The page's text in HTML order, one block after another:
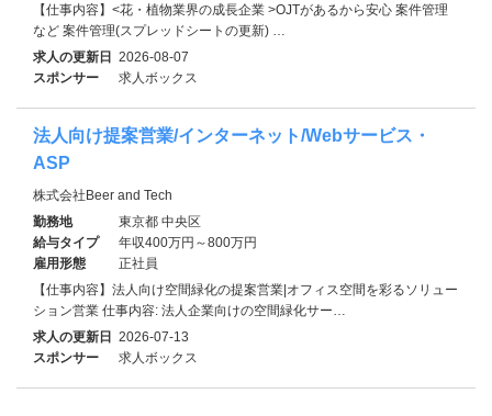
【仕事内容】<花・植物業界の成長企業 >OJTがあるから安心 案件管理
など 案件管理(スプレッドシートの更新) …
求人の更新日 2026-08-07
スポンサー
求人ボックス
法人向け提案営業/インターネット/Webサービス・
ASP
株式会社Beer and Tech
勤務地
東京都 中央区
給与タイプ
年収400万円～800万円
雇用形態
正社員
【仕事内容】法人向け空間緑化の提案営業|オフィス空間を彩るソリュー
ション営業 仕事内容: 法人企業向けの空間緑化サー…
求人の更新日 2026-07-13
スポンサー
求人ボックス